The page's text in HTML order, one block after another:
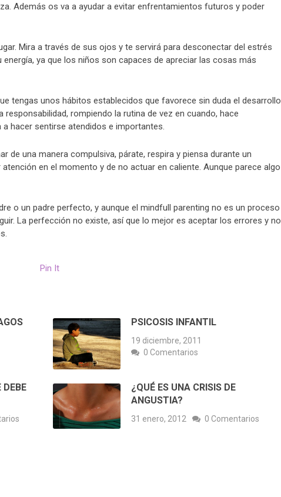
Además os va a ayudar a evitar enfrentamientos futuros y poder
Mira a través de sus ojos y te servirá para desconectar del estrés
ya que los niños son capaces de apreciar las cosas más
tengas unos hábitos establecidos que favorece sin duda el desarrollo
rompiendo la rutina de vez en cuando, hace
hacer sentirse atendidos e importantes.
de una manera compulsiva, párate, respira y piensa durante un
en el momento y de no actuar en caliente. Aunque parece algo
o un padre perfecto, y aunque el mindfull parenting no es un proceso
La perfección no existe, así que lo mejor es aceptar los errores y no
Pin It
PSICOSIS INFANTIL
19 diciembre, 2011
0 Comentarios
DEBE
¿QUÉ ES UNA CRISIS DE
ANGUSTIA?
31 enero, 2012 0 Comentarios